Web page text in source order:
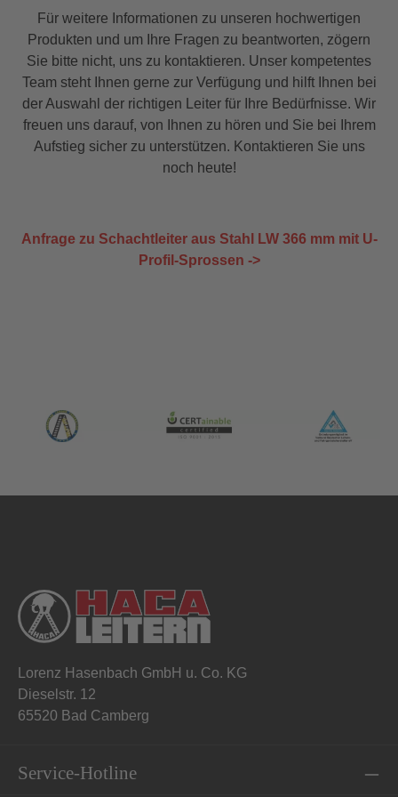
schutzgasgeschweißt. Zubehör und
Sonderausstattungen sowie Befestigungsdübel
siehe Zubehör. Abmessungen Sprossenabstand
280 mm Äußere Leiterbreite (ohne
Rückenschutz) 434 mm Lichte Weite 366 mm
Holmachsabstand 400 mm Holme Ø 34
mmSchmaler LeitertypHolm-Ø 34
mmStandardisiertes SystemEinfache
MontageÄußerst rutschhemmendFür beengte
SchachtAllgemeiner Einsatz
Für weitere Informationen zu unseren hochwertigen
Produkten und um Ihre Fragen zu beantworten, zögern
Sie bitte nicht, uns zu kontaktieren. Unser kompetentes
Team steht Ihnen gerne zur Verfügung und hilft Ihnen bei
der Auswahl der richtigen Leiter für Ihre Bedürfnisse. Wir
freuen uns darauf, von Ihnen zu hören und Sie bei Ihrem
Aufstieg sicher zu unterstützen. Kontaktieren Sie uns
noch heute!
Anfrage zu Schachtleiter aus Stahl LW 366 mm mit U-
Profil-Sprossen ->
Lorenz Hasenbach GmbH u. Co. KG
Dieselstr. 12
65520 Bad Camberg
Service-Hotline